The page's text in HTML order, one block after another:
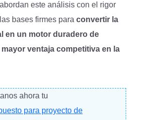
este análisis con el rigor
bases firmes para convertir la
en un motor duradero de
ventaja competitiva en la
ahora tu
para proyecto de